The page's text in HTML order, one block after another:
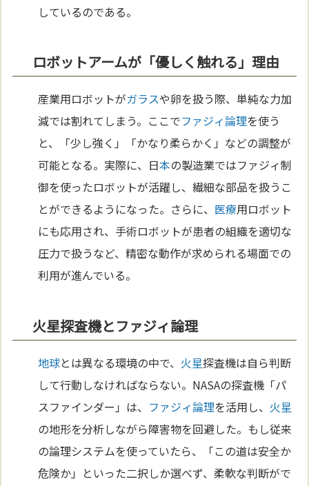
しているのである。
ロボットアームが「優しく触れる」理由
産業用ロボットがガラスや卵を扱う際、単純な力加
減では割れてしまう。ここでファジィ論理を使う
と、「少し強く」「かなり柔らかく」などの調整が
可能となる。実際に、日本の製造業ではファジィ制
御を使ったロボットが活躍し、繊細な部品を扱うこ
とができるようになった。さらに、 医療用ロボット
にも応用され、手術ロボットが患者の組織を適切な
圧力で扱うなど、精密な動作が求められる場面での
利用が進んでいる。
火星探査機とファジィ論理
地球とは異なる環境の中で、 火星探査機は自ら判断
して行動しなければならない。NASAの探査機「パ
スファインダー」は、 ファジィ論理を活用し、 火星
の地形を分析しながら障害物を回避した。もし従来
の論理システムを使っていたら、「この道は安全か
危険か」といった二択しか選べず、柔軟な判断がで